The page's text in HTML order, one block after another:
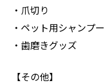
・爪切り
・ペット用シャンプー
・歯磨きグッズ
【その他】